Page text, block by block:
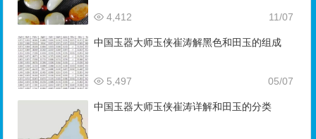
11/07
4,412
中国玉器大师玉侠崔涛解黑色和田玉的组成
05/07
5,497
中国玉器大师玉侠崔涛详解和田玉的分类